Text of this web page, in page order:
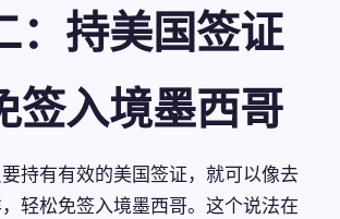
：持美国签证
签入境墨西哥
持有有效的美国签证，就可以像去
轻松免签入境墨西哥。这个说法在